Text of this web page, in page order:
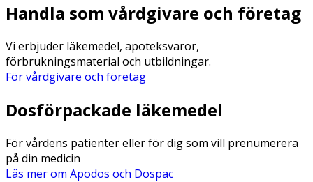
Handla som vårdgivare och företag
Vi erbjuder läkemedel, apoteksvaror,
förbrukningsmaterial och utbildningar.
För vårdgivare och företag
Dosförpackade läkemedel
För vårdens patienter eller för dig som vill prenumerera
på din medicin
Läs mer om Apodos och Dospac